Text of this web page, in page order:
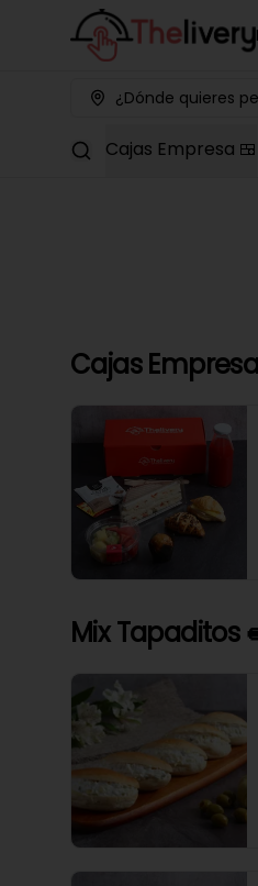
¿Dónde quieres
Cajas Empresa 🍱
Cajas
Mix Tapaditos